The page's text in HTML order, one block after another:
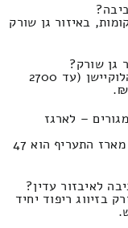
באיזור גן שורק
גן שורק?
העברת מספר קרטונים בסביבת גן שורק מהלוקיישן (עד 2700
– לארגז
הוספה לפי מס' הארגזים, העלות ל# על כל מארז התעריף הוא 47
לאיבזור עדין?
בזיווג ריפוד יחיד